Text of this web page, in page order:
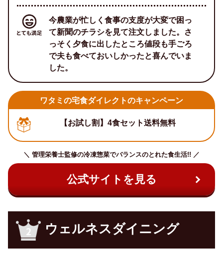
今農業が忙しく食事の支度が大変で困っ
て新聞のチラシを見て注文しました。さ
っそく夕食に出したところ値段も手ごろ
で夫も食べておいしかったと喜んでいま
した。
ワタミの宅食ダイレクトのキャンペーン
【お試し割】4食セット送料無料
＼ 管理栄養士監修の冷凍惣菜でバランスのとれた食生活!! ／
公式サイトを見る
ウェルネスダイニング